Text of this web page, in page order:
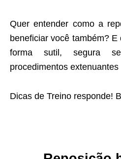
Quer entender como a
beneficiar você também?
forma sutil, segura
procedimentos
Dicas de Treino responde!